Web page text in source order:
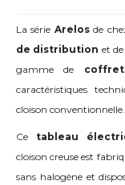
La série Arelosde
de distribution et
gamme de
caractéristiques
cloison conventionnelle.
Ce tableau
cloison creuse est
sans halogène et